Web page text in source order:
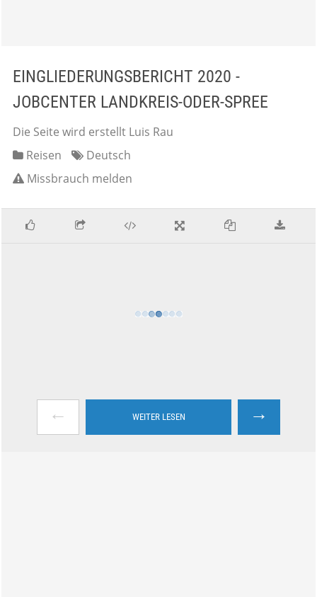
EINGLIEDERUNGSBERICHT 2020 -
JOBCENTER LANDKREIS-ODER-SPREE
Die Seite wird erstellt Luis Rau
Reisen
Deutsch
Missbrauch melden
← WEITER LESEN →